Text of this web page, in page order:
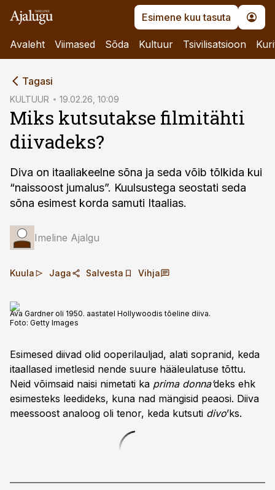
Esimene kuu tasuta
Avaleht Viimased Sõda Kultuur Tsivilisatsioon
Tagasi
KULTUUR 19.02.26, 10:09
Miks kutsutakse filmitähti
diivadeks?
Diva on itaaliakeelne sõna ja seda võib tõlkida kui
“naissoost jumalus”. Kuulsustega seostati seda
sõna esimest korda samuti Itaalias.
Imeline Ajalgu
Kuula Jaga Salvesta Vihja
Ava Gardner oli 1950. aastatel Hollywoodis tõeline diiva.
Foto: Getty Images
Esimesed diivad olid ooperilauljad, alati sopranid, keda
itaallased imetlesid nende suure hääleulatuse tõttu.
Neid võimsaid naisi nimetati ka prima donna’deks ehk
esimesteks leedideks, kuna nad mängisid peaosi. Diiva
meessoost analoog oli tenor, keda kutsuti divo’ks.